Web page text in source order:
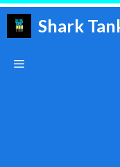
Skip
Shark
Menu